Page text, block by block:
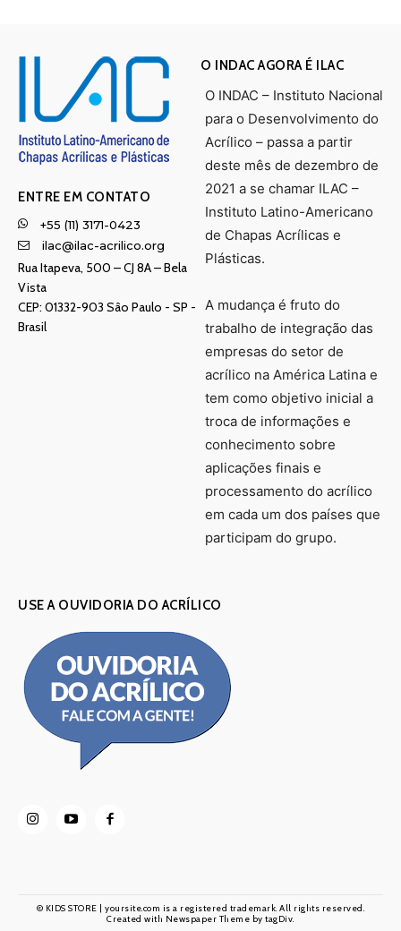
ENTRE EM CONTATO
+55 (11) 3171-0423
ilac@ilac-acrilico.org
Rua Itapeva, 500 – CJ 8A – Bela
Vista
CEP: 01332-903 Sâo Paulo - SP -
Brasil
O INDAC AGORA É ILAC
O INDAC – Instituto Nacional
para o Desenvolvimento do
Acrílico – passa a partir
deste mês de dezembro de
2021 a se chamar ILAC –
Instituto Latino-Americano
de Chapas Acrílicas e
Plásticas.
A mudança é fruto do
trabalho de integração das
empresas do setor de
acrílico na América Latina e
tem como objetivo inicial a
troca de informações e
conhecimento sobre
aplicações finais e
processamento do acrílico
em cada um dos países que
participam do grupo.
USE A OUVIDORIA DO ACRÍLICO
© KIDS STORE | yoursite.com is a registered trademark. All rights reserved.
Created with Newspaper Theme by tagDiv.